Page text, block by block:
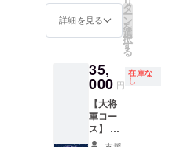
サイン
入り／
池田明
日香・
こ・佐
藤陽
介・加
藤翔
馬・吉
中志
帆・成
詳細を見る
タ
ー
ン
を
選
択
す
る
35,
000 円
在庫な
し
【大将
軍コー
ス】 ・
秋の海